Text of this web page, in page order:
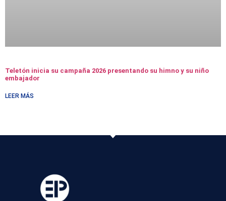
Teletón inicia su campaña 2026 presentando su himno y su niño
embajador
LEER MÁS